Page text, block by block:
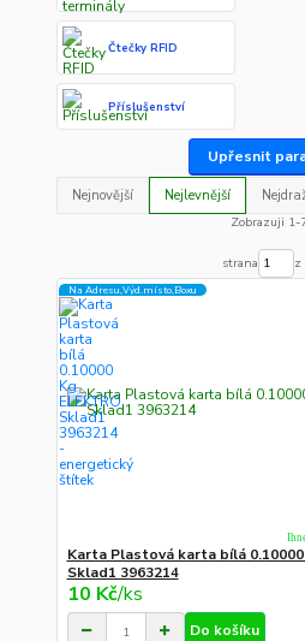
Čtečky RFID
Příslušenství
Upřesnit
Nejnovější Nejlevnější
Zobrazuji 1-
strana z
Na Adresu,Výd.místo,Boxu
Karta Plastová karta bílá 0.10000
Sklad1 3963214
10 Kč/ks
Do košíku